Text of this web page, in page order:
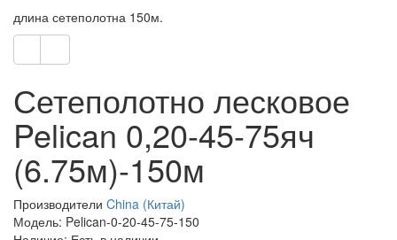
длина сетеполотна 150м.
Сетеполотно лесковое
Pelican 0,20-45-75яч
(6.75м)-150м
Производители China (Китай)
Модель: Pelican-0-20-45-75-150